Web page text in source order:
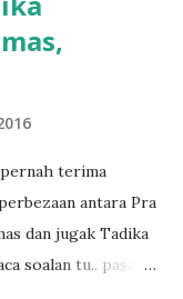
pernah terima
antara Pra
dan jugak Tadika
soalan tu.. pasal